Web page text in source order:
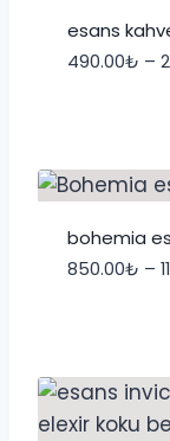
esans
490.00₺ –
bohemia
850.00₺ –